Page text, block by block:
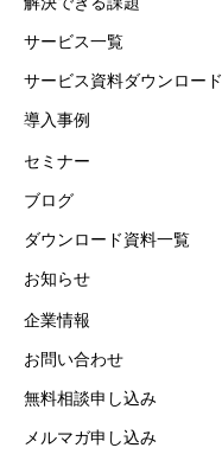
サービス一覧
サービス資料ダウンロード
導入事例
セミナー
ブログ
ダウンロード資料一覧
お知らせ
企業情報
お問い合わせ
無料相談申し込み
メルマガ申し込み